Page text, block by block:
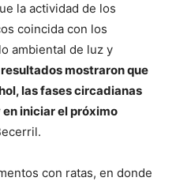
la actividad de los
coincida con los
ambiental de luz y
mostraron que
las fases circadianas
iniciar el próximo
con ratas, en donde